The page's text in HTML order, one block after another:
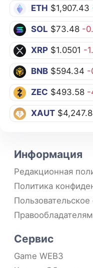
ETH $1,907.43
SOL $73.48 -
XRP $1.0501 -
BNB $594.34 -
ZEC $493.58 -
XAUT
Информация
Редакционная
Политика
Правообладателям
Сервис
Game WEB3